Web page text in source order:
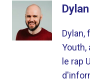
Dylan,
Youth,
le rap